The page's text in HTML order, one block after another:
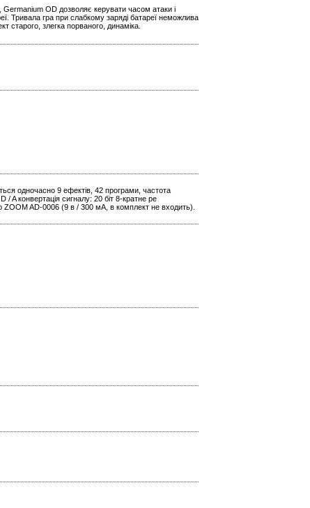
OD дозволяє керувати часом атаки і
Тривала гра при слабкому заряді батареї неможлива
старого, злегка порваного, динаміка.
одночасно 9 ефектів, 42 програми, частота
A конвертація сигналу: 20 біт 8-кратне ре
ZOOM AD-0006 (9 в / 300 мА, в комплект не входить).